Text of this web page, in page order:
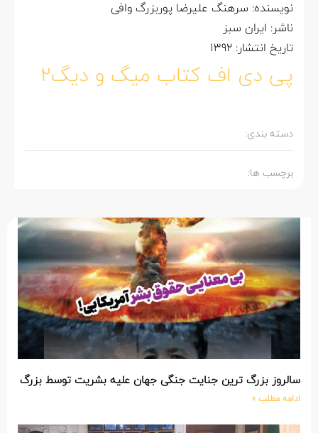
نویسنده: سرهنگ علیرضا پوربزرگ وافی
ناشر: ایران سبز
تاریخ انتشار: 1392
پی دی اف کتاب میگ و دیگ2
دسته بندی:
برچسب ها:
سالروز بزرگ ترین جنایت جنگی جهان علیه بشریت توسط بزرگ
ادامه مطلب »